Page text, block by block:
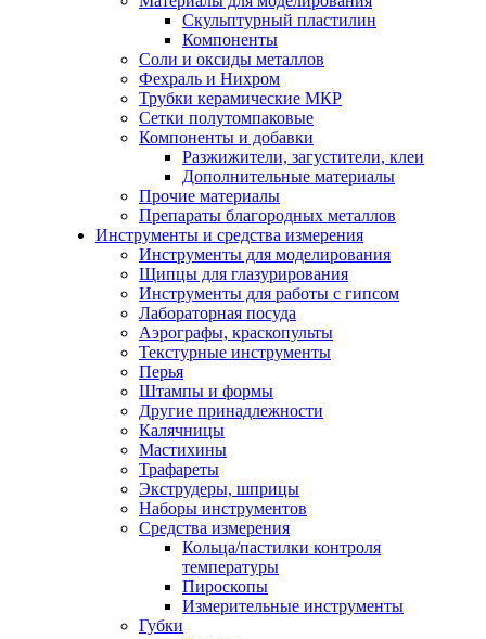
Скульптурный пластилин
Компоненты
Соли и оксиды металлов
Фехраль и Нихром
Трубки керамические МКР
Сетки полутомпаковые
Компоненты и добавки
Разжижители, загустители, клеи
Дополнительные материалы
Прочие материалы
Препараты благородных металлов
Инструменты и средства измерения
Инструменты для моделирования
Щипцы для глазурирования
Инструменты для работы с гипсом
Лабораторная посуда
Аэрографы, краскопульты
Текстурные инструменты
Перья
Штампы и формы
Другие принадлежности
Калячницы
Мастихины
Трафареты
Экструдеры, шприцы
Наборы инструментов
Средства измерения
Кольца/пастилки контроля
температуры
Пироскопы
Измерительные инструменты
Губки